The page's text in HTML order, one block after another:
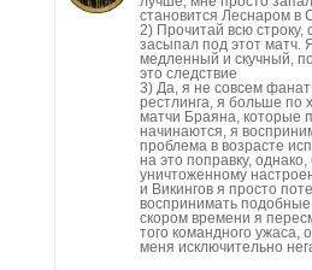
становится Леснаром в
2) Прочитай всю строку,
засыпал под этот матч.
медленный и скучный,
это следствие
3) Да, я не совсем фанат
рестлинга, я больше по
матчи Браяна, которые
начинаются, я
проблема в возрасте
на это поправку,
уничтоженному
и Викингов я просто
воспринимать
скором времени я
того командного ужаса,
меня исключительно